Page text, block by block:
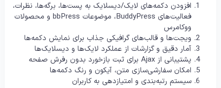
افزودن دکمه‌های لایک/دیسلایک به پست‌ها، برگه‌ها، نظرات،
فعالیت‌های BuddyPress، موضوعات bbPress و محصولات
ووکامرس
ویجت‌ها و قالب‌های گرافیکی جذاب برای نمایش دکمه‌ها
آمار دقیق و گزارشات از عملکرد لایک‌ها و دیسلایک‌ها
پشتیبانی از Ajax برای ثبت بازخورد بدون رفرش صفحه
امکان سفارشی‌سازی متن، آیکون و رنگ دکمه‌ها
سیستم رتبه‌بندی و امتیازدهی به کاربران